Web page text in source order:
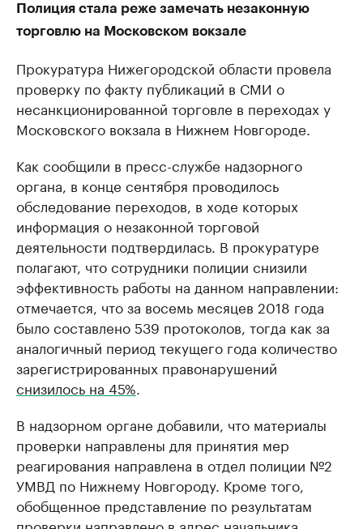
Полиция стала реже замечать незаконную
торговлю на Московском вокзале
Прокуратура Нижегородской области провела
проверку по факту публикаций в СМИ о
несанкционированной торговле в переходах у
Московского вокзала в Нижнем Новгороде.
Как сообщили в пресс-службе надзорного
органа, в конце сентября проводилось
обследование переходов, в ходе которых
информация о незаконной торговой
деятельности подтвердилась. В прокуратуре
полагают, что сотрудники полиции снизили
эффективность работы на данном направлении:
отмечается, что за восемь месяцев 2018 года
было составлено 539 протоколов, тогда как за
аналогичный период текущего года количество
зарегистрированных правонарушений
снизилось на 45%
В надзорном органе добавили, что материалы
проверки направлены для принятия мер
реагирования направлена в отдел полиции №2
УМВД по Нижнему Новгороду. Кроме того,
обобщенное представление по результатам
проверки направлено в адрес начальника